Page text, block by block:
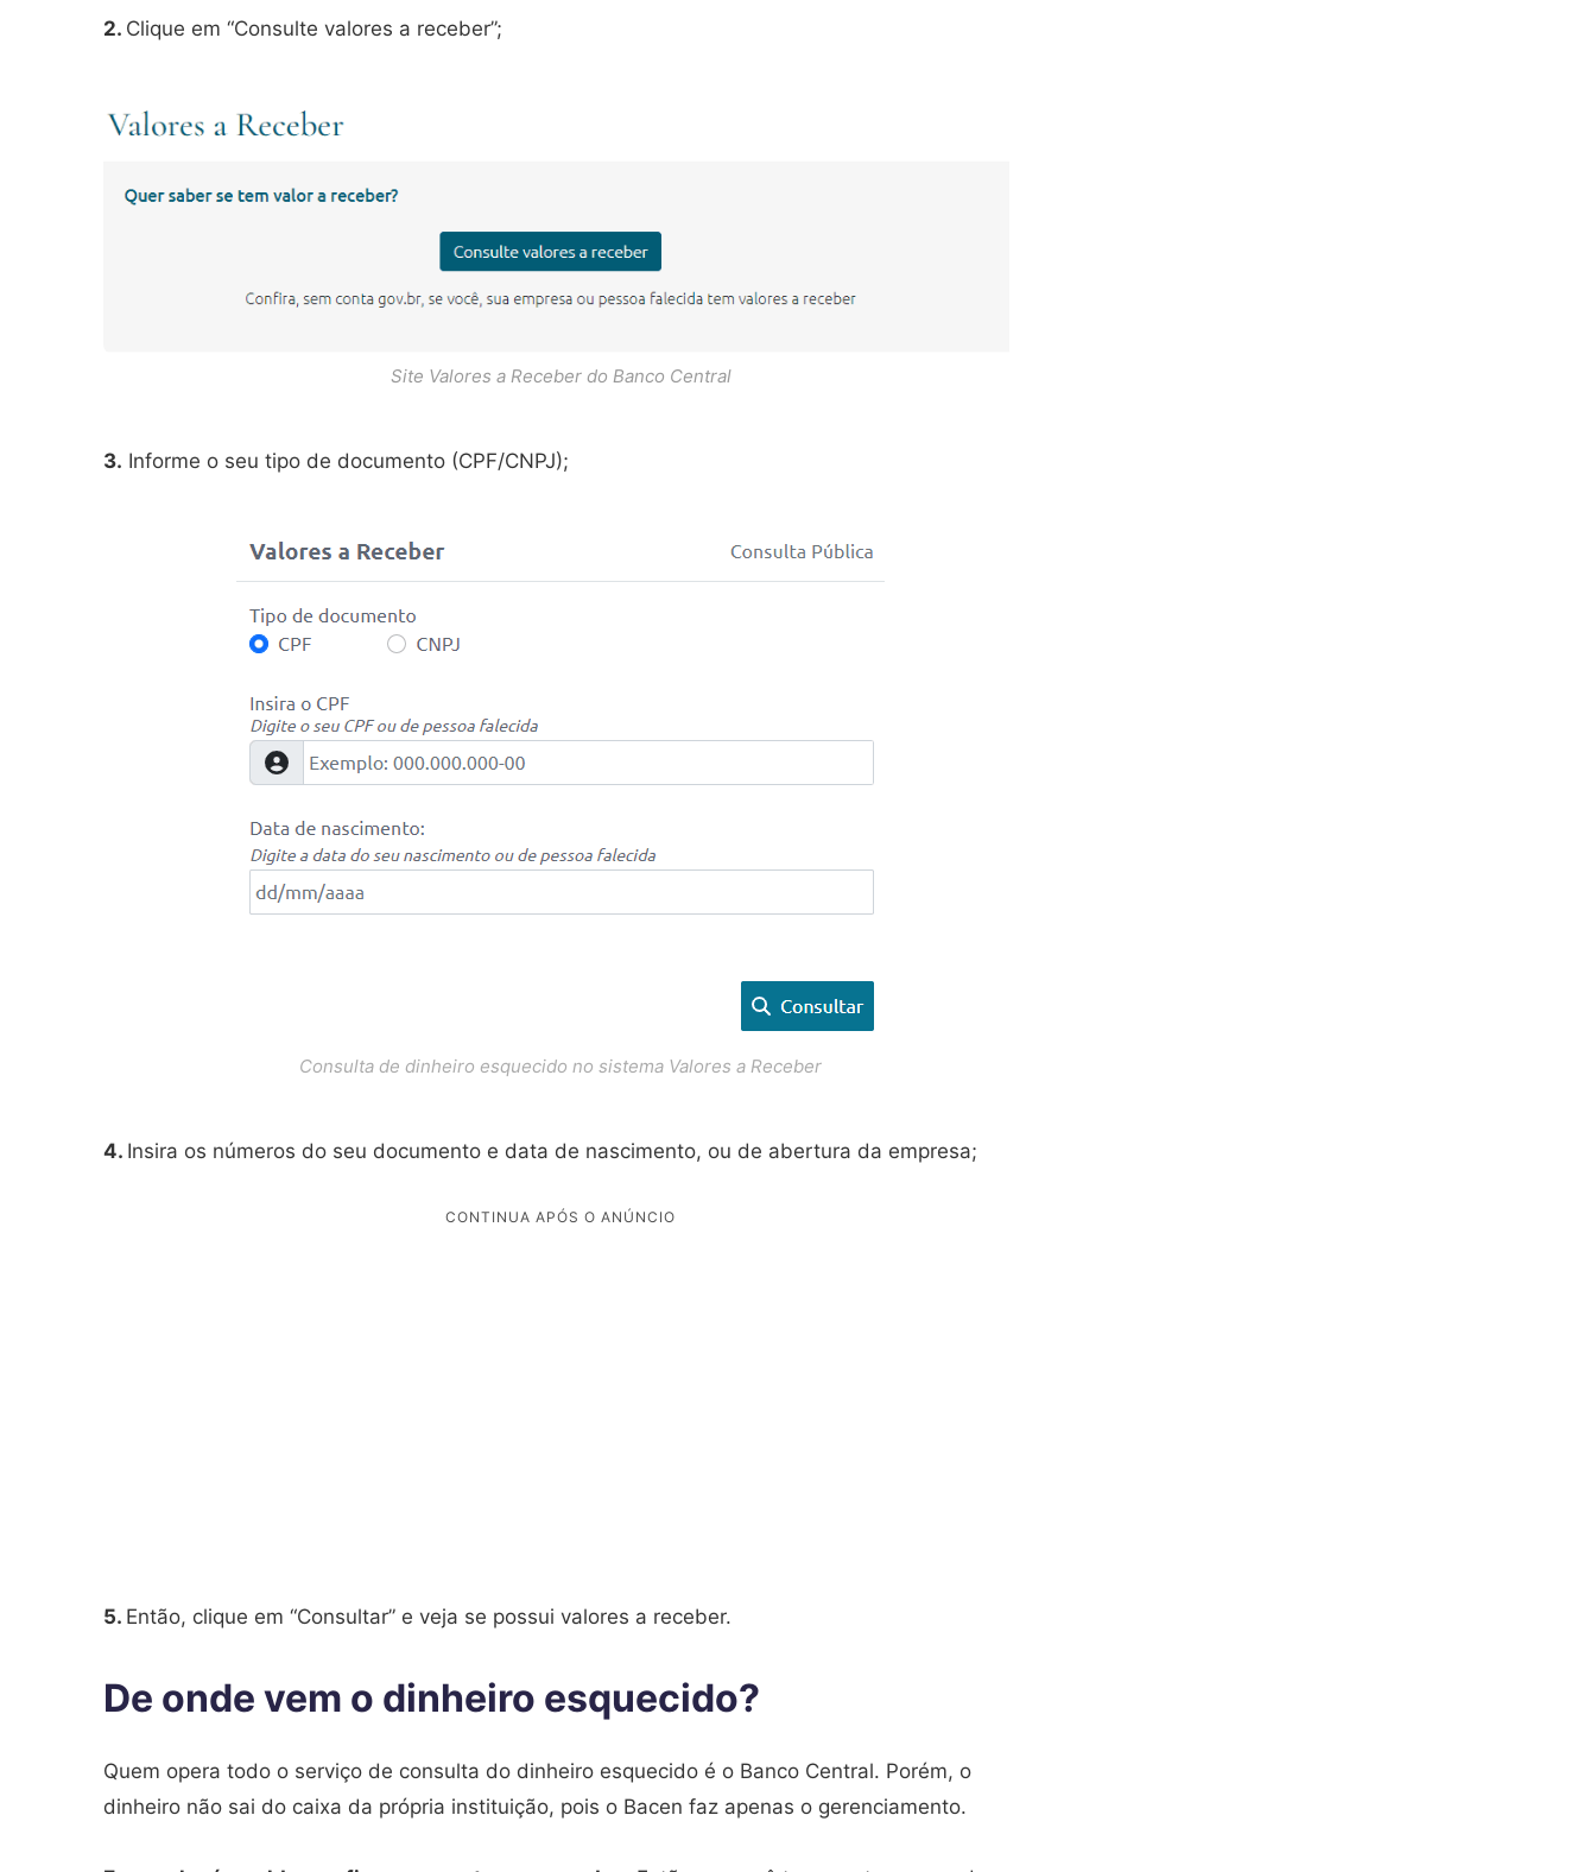
2. Clique em “Consulte valores a receber”;
Site Valores a Receber do Banco Central
3. Informe o seu tipo de documento (CPF/CNPJ);
Consulta de dinheiro esquecido no sistema Valores a Receber
4. Insira os números do seu documento e data de nascimento, ou de abertura da empresa;
5. Então, clique em “Consultar” e veja se possui valores a receber.
De onde vem o dinheiro esquecido?
Quem opera todo o serviço de consulta do dinheiro esquecido é o Banco Central. Porém, o
dinheiro não sai do caixa da própria instituição, pois o Bacen faz apenas o gerenciamento.